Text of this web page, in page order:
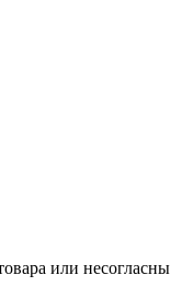
или несогласны